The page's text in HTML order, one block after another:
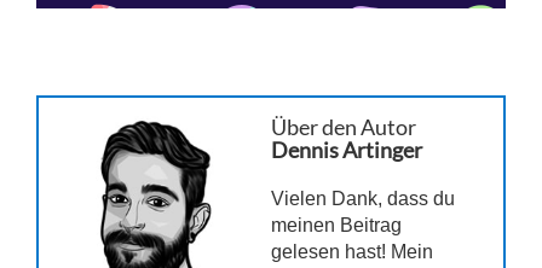
Über den Autor
Dennis Artinger
Vielen Dank, dass du
meinen Beitrag
gelesen hast! Mein